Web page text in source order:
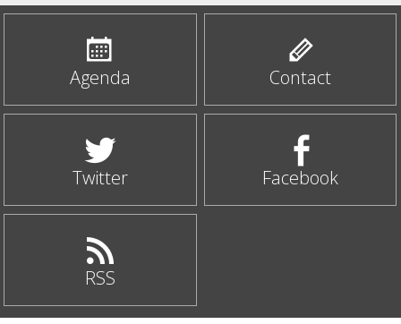
Agenda Contact
Twitter Facebook
RSS